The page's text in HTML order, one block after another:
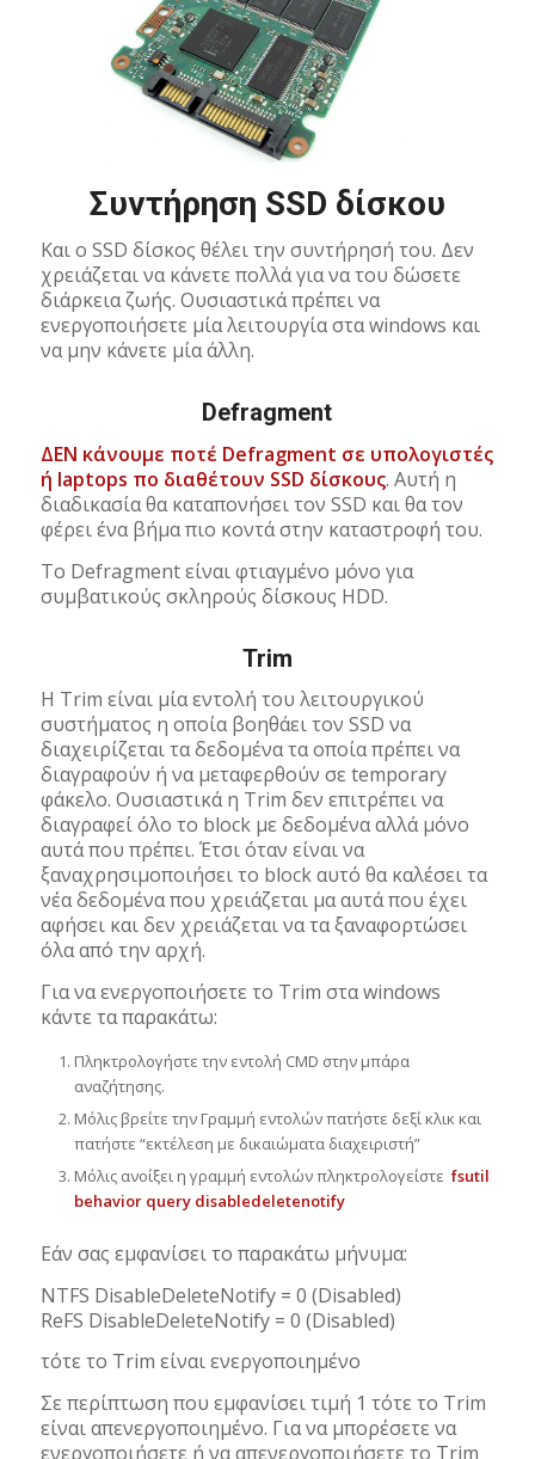
Συντήρηση SSD δίσκου
Και ο SSD δίσκος θέλει την συντήρησή του. Δεν
χρειάζεται να κάνετε πολλά για να του δώσετε
διάρκεια ζωής. Ουσιαστικά πρέπει να
ενεργοποιήσετε μία λειτουργία στα windows και
να μην κάνετε μία άλλη.
Defragment
ΔΕΝ κάνουμε ποτέ Defragment σε υπολογιστές
ή laptops πο διαθέτουν SSD δίσκους. Αυτή η
διαδικασία θα καταπονήσει τον SSD και θα τον
φέρει ένα βήμα πιο κοντά στην καταστροφή του.
Το Defragment είναι φτιαγμένο μόνο για
συμβατικούς σκληρούς δίσκους HDD.
Trim
Η Trim είναι μία εντολή του λειτουργικού
συστήματος η οποία βοηθάει τον SSD να
διαχειρίζεται τα δεδομένα τα οποία πρέπει να
διαγραφούν ή να μεταφερθούν σε temporary
φάκελο. Ουσιαστικά η Trim δεν επιτρέπει να
διαγραφεί όλο το block με δεδομένα αλλά μόνο
αυτά που πρέπει. Έτσι όταν είναι να
ξαναχρησιμοποιήσει το block αυτό θα καλέσει τα
νέα δεδομένα που χρειάζεται μα αυτά που έχει
αφήσει και δεν χρειάζεται να τα ξαναφορτώσει
όλα από την αρχή.
Για να ενεργοποιήσετε το Trim στα windows
κάντε τα παρακάτω:
Πληκτρολογήστε την εντολή CMD στην μπάρα
αναζήτησης.
Μόλις βρείτε την Γραμμή εντολών πατήστε δεξί κλικ και
πατήστε “εκτέλεση με δικαιώματα διαχειριστή”
Μόλις ανοίξει η γραμμή εντολών πληκτρολογείστε fsutil
behavior query disabledeletenotify
Εάν σας εμφανίσει το παρακάτω μήνυμα:
NTFS DisableDeleteNotify = 0 (Disabled)
ReFS DisableDeleteNotify = 0 (Disabled)
τότε το Trim είναι ενεργοποιημένο
Σε περίπτωση που εμφανίσει τιμή 1 τότε το Trim
είναι απενεργοποιημένο. Για να μπορέσετε να
ενεργοποιήσετε ή να απενεργοποιήσετε το Trim